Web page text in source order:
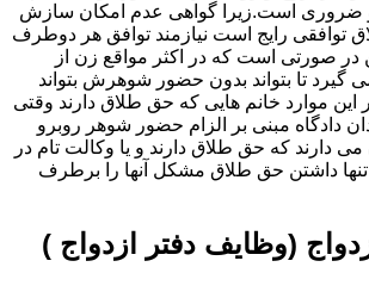
ضروری است.زیرا گواهی عدم امکان سازش
توافقی رایج است نیازمند توافق هر دوطرف
صورتی است که در اکثر مواقع زن از
تا بتواند بدون حضور شوهرش بتواند
این موارد خانم هایی که حق طلاق دارند وقتی
دادگاه مبنی بر الزام حضور شوهر روبرو
دارند که حق طلاق دارند و یا وکالت تام در
تنها داشتن حق طلاق مشکل آنها را برطرف
(وظایف دفتر ازدواج )